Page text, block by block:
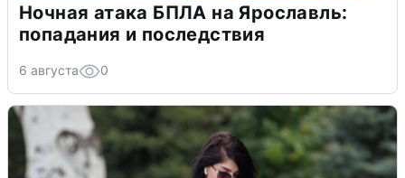
Ночная атака БПЛА на Ярославль:
попадания и последствия
6 августа 0